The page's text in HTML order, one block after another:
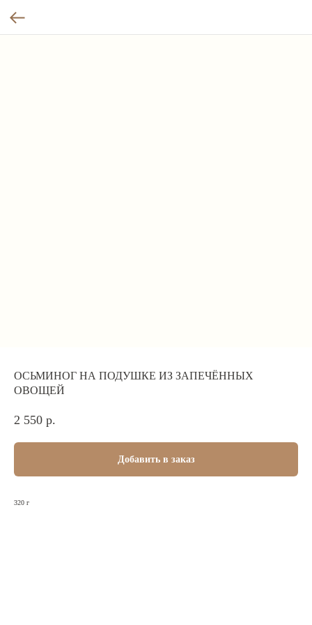
ОСЬМИНОГ НА ПОДУШКЕ ИЗ ЗАПЕЧЁННЫХ
ОВОЩЕЙ
2 550 р.
Добавить в заказ
320 г